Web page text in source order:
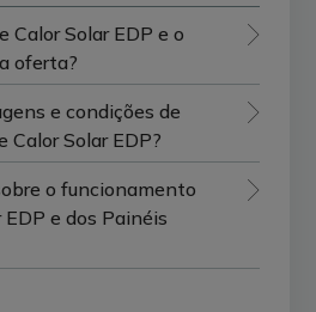
Calor Solar EDP e o
oferta?
e condições de
Calor Solar EDP?
o funcionamento
e dos Painéis